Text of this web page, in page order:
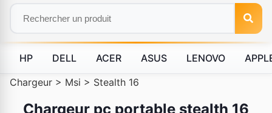
HP DELL ACER ASUS LENOVO
Chargeur > Msi > Stealth 16
Chargeur pc portable stealth 16